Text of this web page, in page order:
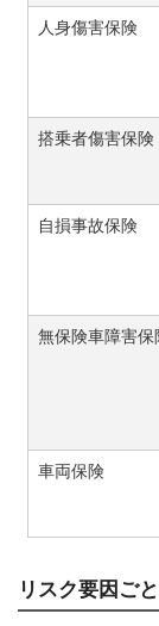
人身傷害保険
搭乗者傷害保険
自損事故保険
無保険車障害保
車両保険
リスク要因ご